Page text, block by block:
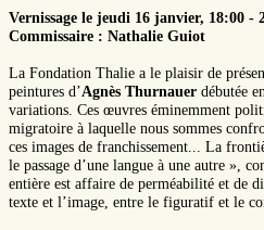
Vernissage le jeudi 16 janvier, 18:00 -
Commissaire : Nathalie Guiot
La Fondation Thalie a le plaisir de
peintures d’Agnès Thurnauer débutée
variations. Ces œuvres éminemment
migratoire à laquelle nous sommes
ces images de franchissement... La
le passage d’une langue à une autre »,
entière est affaire de perméabilité et de
texte et l’image, entre le figuratif et le